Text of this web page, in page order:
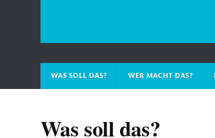
WAS SOLL DAS? WER MACHT DAS?
Was soll das?